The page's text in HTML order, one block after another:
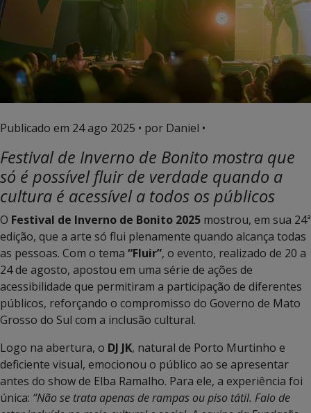
Publicado em 24 ago 2025 • por Daniel •
Festival de Inverno de Bonito mostra que
só é possível fluir de verdade quando a
cultura é acessível a todos os públicos
O Festival de Inverno de Bonito 2025 mostrou, em sua 24ª
edição, que a arte só flui plenamente quando alcança todas
as pessoas. Com o tema “Fluir”, o evento, realizado de 20 a
24 de agosto, apostou em uma série de ações de
acessibilidade que permitiram a participação de diferentes
públicos, reforçando o compromisso do Governo de Mato
Grosso do Sul com a inclusão cultural.
Logo na abertura, o DJ JK, natural de Porto Murtinho e
deficiente visual, emocionou o público ao se apresentar
antes do show de Elba Ramalho. Para ele, a experiência foi
única: “Não se trata apenas de rampas ou piso tátil. Falo de